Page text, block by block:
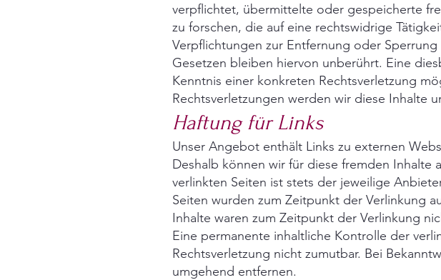
verpflichtet, übermittelte oder gespeicherte
zu forschen, die auf eine rechtswidrige
Verpflichtungen zur Entfernung oder
Gesetzen bleiben hiervon unberührt. Eine
Kenntnis einer konkreten Rechtsverletzung
Rechtsverletzungen werden wir diese Inhalte
Haftung für Links
Unser Angebot enthält Links zu externen
Deshalb können wir für diese fremden Inhalte
verlinkten Seiten ist stets der jeweilige
Seiten wurden zum Zeitpunkt der Verlinkung
Inhalte waren zum Zeitpunkt der Verlinkung
Eine permanente inhaltliche Kontrolle der
Rechtsverletzung nicht zumutbar. Bei
umgehend entfernen.